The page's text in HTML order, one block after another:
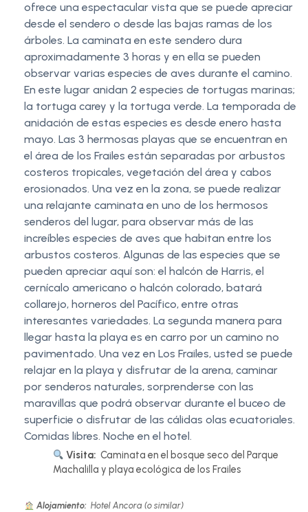
ofrece una espectacular vista que se puede apreciar
desde el sendero o desde las bajas ramas de los
árboles. La caminata en este sendero dura
aproximadamente 3 horas y en ella se pueden
observar varias especies de aves durante el camino.
En este lugar anidan 2 especies de tortugas marinas;
la tortuga carey y la tortuga verde. La temporada de
anidación de estas especies es desde enero hasta
mayo. Las 3 hermosas playas que se encuentran en
el área de los Frailes están separadas por arbustos
costeros tropicales, vegetación del área y cabos
erosionados. Una vez en la zona, se puede realizar
una relajante caminata en uno de los hermosos
senderos del lugar, para observar más de las
increíbles especies de aves que habitan entre los
arbustos costeros. Algunas de las especies que se
pueden apreciar aquí son: el halcón de Harris, el
cernícalo americano o halcón colorado, batará
collarejo, horneros del Pacífico, entre otras
interesantes variedades. La segunda manera para
llegar hasta la playa es en carro por un camino no
pavimentado. Una vez en Los Frailes, usted se puede
relajar en la playa y disfrutar de la arena, caminar
por senderos naturales, sorprenderse con las
maravillas que podrá observar durante el buceo de
superficie o disfrutar de las cálidas olas ecuatoriales.
Comidas libres. Noche en el hotel.
Visita: Caminata en el bosque seco del Parque
Machalilla y playa ecológica de los Frailes
Alojamiento: Hotel Ancora (o similar)